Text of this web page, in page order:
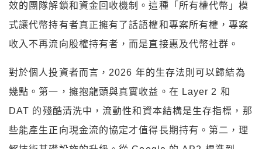
效的團隊解鎖和資金回收機制。這種「所有權代幣」模
式讓代幣持有者真正擁有了話語權和專案所有權，專案
收入不再流向股權持有者，而是直接惠及代幣社群。
對於個人投資者而言，2026 年的生存法則可以歸結為
幾點。第一，擁抱龍頭與真實收益。在 Layer 2 和
DAT 的殘酷清洗中，流動性和資本結構是生存指標，那
些能產生正向現金流的協定才值得長期持有。第二，理